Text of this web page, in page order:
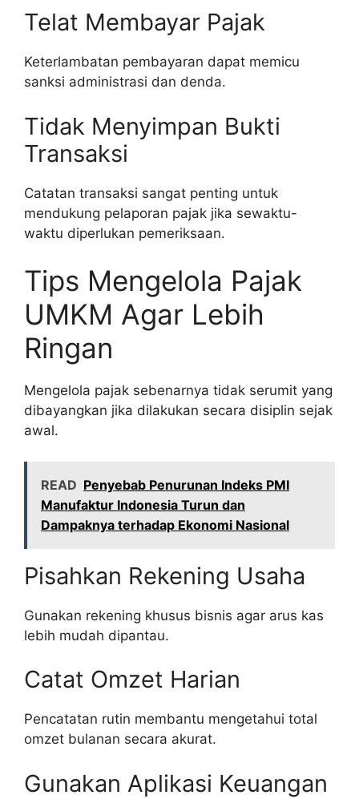
Telat Membayar Pajak
Keterlambatan pembayaran dapat memicu
sanksi administrasi dan denda.
Tidak Menyimpan Bukti
Transaksi
Catatan transaksi sangat penting untuk
mendukung pelaporan pajak jika sewaktu-
waktu diperlukan pemeriksaan.
Tips Mengelola Pajak
UMKM Agar Lebih
Ringan
Mengelola pajak sebenarnya tidak serumit yang
dibayangkan jika dilakukan secara disiplin sejak
awal.
READ Penyebab Penurunan Indeks PMI
Manufaktur Indonesia Turun dan
Dampaknya terhadap Ekonomi Nasional
Pisahkan Rekening Usaha
Gunakan rekening khusus bisnis agar arus kas
lebih mudah dipantau.
Catat Omzet Harian
Pencatatan rutin membantu mengetahui total
omzet bulanan secara akurat.
Gunakan Aplikasi Keuangan